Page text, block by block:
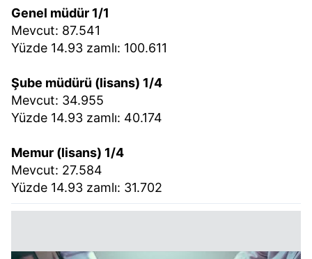
Genel müdür 1/1
Mevcut: 87.541
Yüzde 14.93 zamlı: 100.611
Şube müdürü (lisans) 1/4
Mevcut: 34.955
Yüzde 14.93 zamlı: 40.174
Memur (lisans) 1/4
Mevcut: 27.584
Yüzde 14.93 zamlı: 31.702